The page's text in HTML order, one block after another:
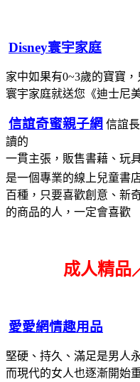
Disney寰宇家庭
家中如果有0~3歲的寶寶
寰宇家庭就送您《迪士尼
信誼奇蜜親子網 信誼
讀的
一貫主張，販售書藉、
是一個專業的線上兒童書
百種，只要喜歡創意、新
的商品的人，一定會喜歡
成人精品
愛愛網情趣用品
堅硬、持久、滿足是男人
而現代的女人也逐漸開始